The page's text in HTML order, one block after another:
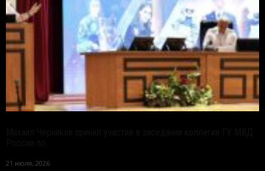
21 июля, 2026